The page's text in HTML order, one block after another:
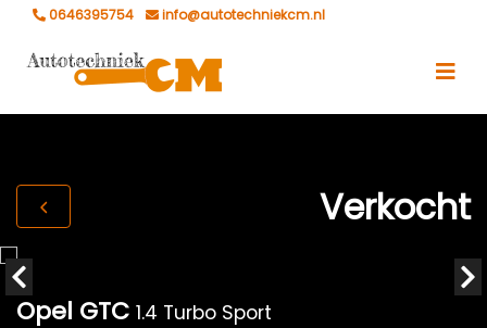
0646395754 info@autotechniekcm.nl
Verkocht
Opel GTC 1.4 Turbo Sport